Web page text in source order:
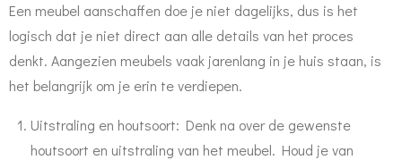
Een meubel aanschaffen doe je niet dagelijks, dus is het
logisch dat je niet direct aan alle details van het proces
denkt. Aangezien meubels vaak jarenlang in je huis staan, is
het belangrijk om je erin te verdiepen.
Uitstraling en houtsoort: Denk na over de gewenste
houtsoort en uitstraling van het meubel. Houd je van